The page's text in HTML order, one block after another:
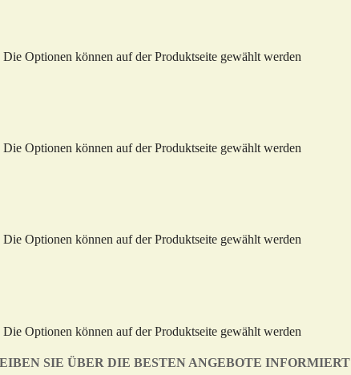
Optionen können auf der Produktseite gewählt werden
Optionen können auf der Produktseite gewählt werden
Optionen können auf der Produktseite gewählt werden
Optionen können auf der Produktseite gewählt werden
SIE ÜBER DIE BESTEN ANGEBOTE INFORMIERT